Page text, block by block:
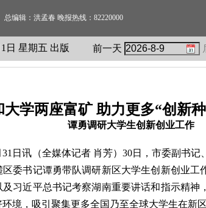
总编辑：洪孟春 晚报热线：82220000
1 日 星期五 出版 前一天
学两座富矿 助力更多“创新
谭勇调研大学生创新创业工作
讯（全媒体记者 肖芳）30日，市委副书记
区委书记谭勇带队调研新区大学生创新创业工
及习近平总书记考察湖南重要讲话和指示精神
境，吸引聚集更多全国乃至全球大学生在新区